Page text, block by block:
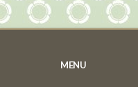
MENU